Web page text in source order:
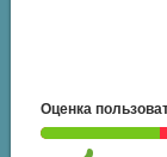
Оценка